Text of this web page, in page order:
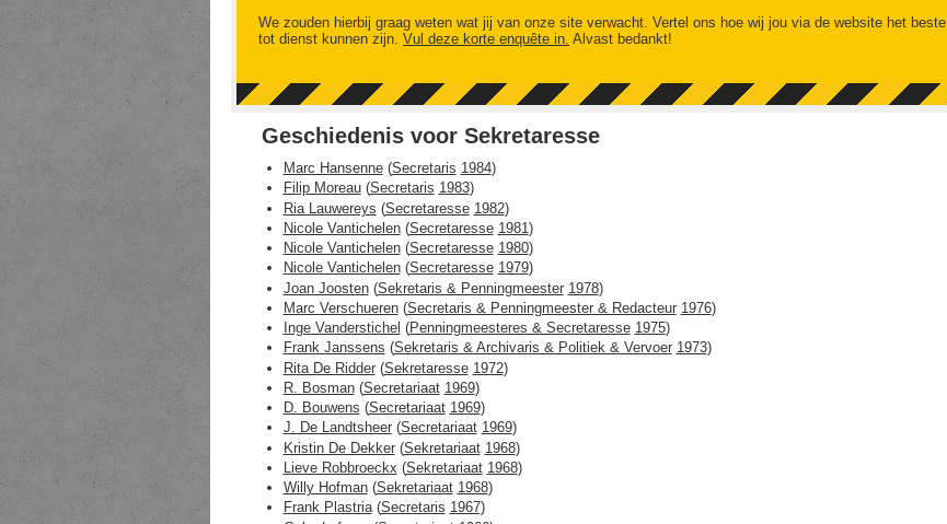
We zouden hierbij graag weten wat jij van onze site verwacht. Vertel ons hoe wij jou via de website het beste
tot dienst kunnen zijn. Vul deze korte enquête in. Alvast bedankt!
Geschiedenis voor Sekretaresse
Marc Hansenne(Secretaris 1984)
Filip Moreau(Secretaris 1983)
Ria Lauwereys (Secretaresse 1982)
Nicole Vantichelen(Secretaresse 1981 )
Nicole Vantichelen(Secretaresse 1980)
Nicole Vantichelen(Secretaresse 1979)
Joan Joosten(Sekretaris & Penningmeester 1978)
Marc Verschueren(Secretaris & Penningmeester & Redacteur 1976)
Inge Vanderstichel (Penningmeesteres & Secretaresse 1975)
Frank Janssens (Sekretaris & Archivaris & Politiek & Vervoer 1973)
Rita De Ridder(Sekretaresse 1972)
R. Bosman(Secretariaat 1969)
D. Bouwens (Secretariaat 1969)
J. De Landtsheer(Secretariaat 1969)
Kristin De Dekker(Sekretariaat 1968)
Lieve Robbroeckx (Sekretariaat 1968)
Willy Hofman(Sekretariaat 1968)
Frank Plastria(Secretaris 1967)